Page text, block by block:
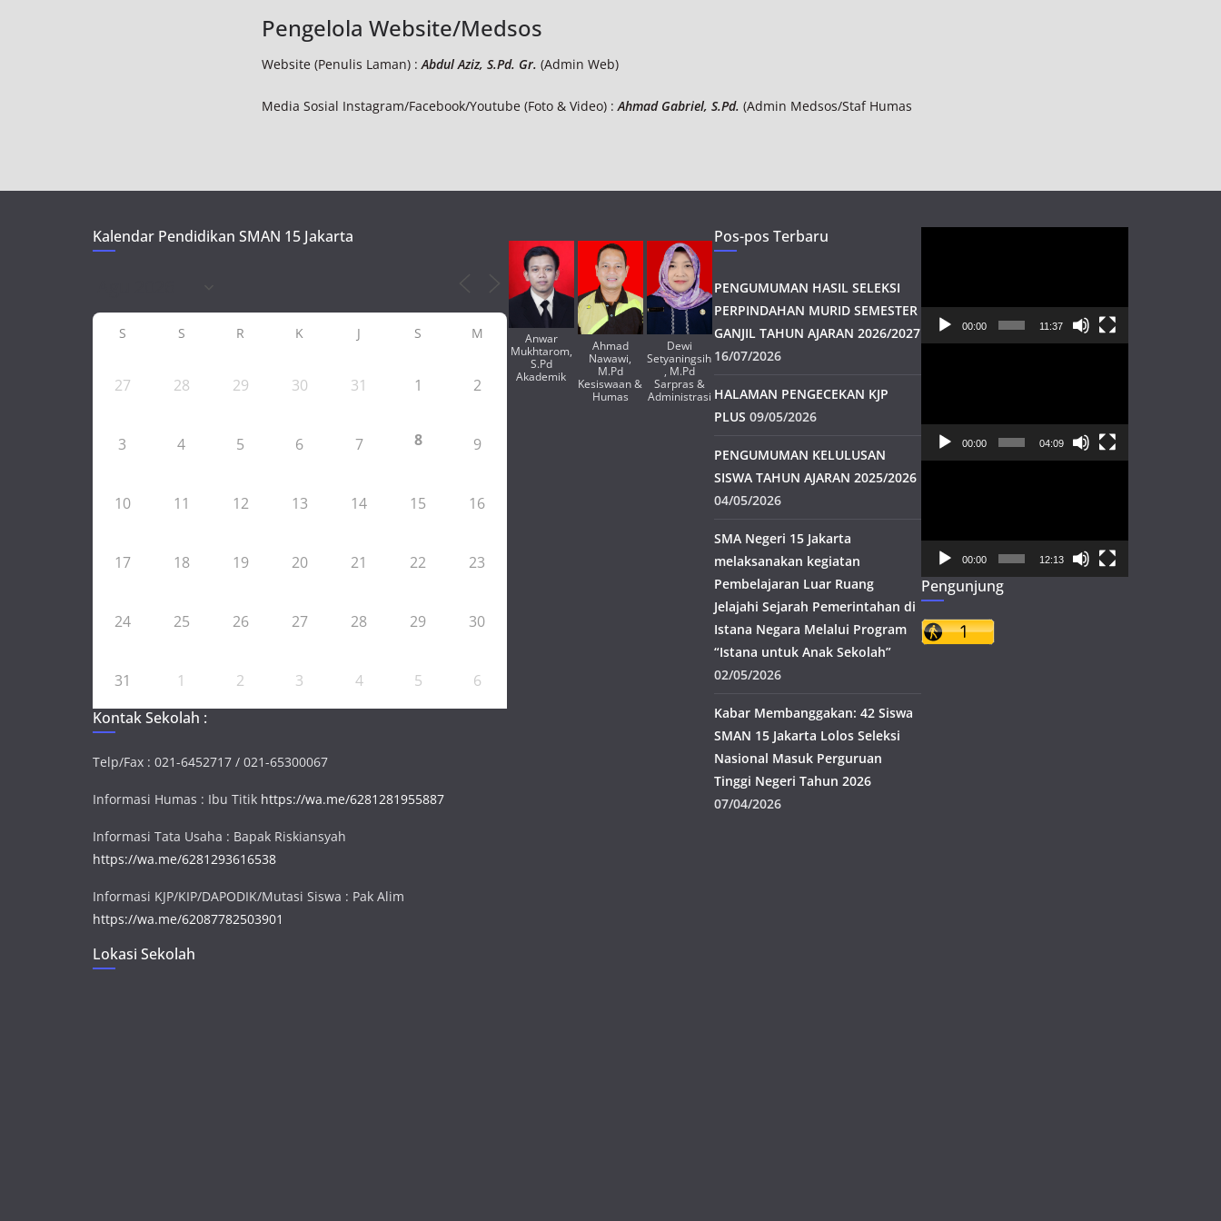
Pengelola Website/Medsos
Website (Penulis Laman) :Abdul Aziz, S.Pd. Gr. (Admin Web)
Media Sosial Instagram/Facebook/Youtube (Foto & Video) :Ahmad Gabriel, S.Pd. (Admin Medsos/Staf Humas
Kalendar Pendidikan SMAN 15 Jakarta
S S R K J S M
27 28 29 30 31 1 2
3 4 5 6 7 8 9
10 11 12 13 14 15 16
17 18 19 20 21 22 23
24 25 26 27 28 29 30
31 1 2 3 4 5
6
Kontak Sekolah :
Telp/Fax : 021-6452717 / 021-65300067
Informasi Humas : Ibu Titik https://wa.me/6281281955887
Informasi Tata Usaha : Bapak Riskiansyah
https://wa.me/6281293616538
Informasi KJP/KIP/DAPODIK/Mutasi Siswa : Pak Alim
https://wa.me/62087782503901
Lokasi Sekolah
Anwar
Mukhtarom,
S.Pd
Akademik
Ahmad
Nawawi,
M.Pd
Kesiswaan &
Humas
Dewi
Setyaningsih
, M.Pd
Sarpras &
Administrasi
Pos-pos Terbaru
PENGUMUMAN HASIL SELEKSI
PERPINDAHAN MURID SEMESTER
GANJIL TAHUN AJARAN 2026/2027
16/07/2026
HALAMAN PENGECEKAN KJP
PLUS 09/05/2026
PENGUMUMAN KELULUSAN
SISWA TAHUN AJARAN 2025/2026
04/05/2026
SMA Negeri 15 Jakarta
melaksanakan kegiatan
Pembelajaran Luar Ruang
Jelajahi Sejarah Pemerintahan di
Istana Negara Melalui Program
“Istana untuk Anak Sekolah”
02/05/2026
Kabar Membanggakan: 42 Siswa
SMAN 15 Jakarta Lolos Seleksi
Nasional Masuk Perguruan
Tinggi Negeri Tahun 2026
07/04/2026
00:00 11:37
00:00 04:09
00:00 12:13
Pengunjung